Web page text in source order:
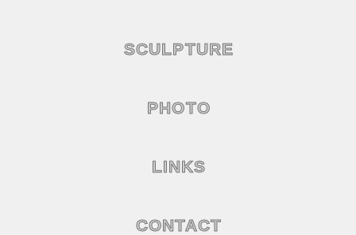
SCULPTURE
PHOTO
LINKS
CONTACT